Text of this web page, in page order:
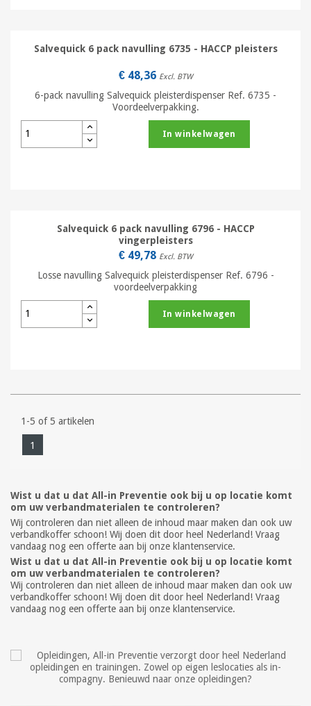
Salvequick 6 pack navulling 6735 - HACCP pleisters
€ 48,36 Excl. BTW
6-pack navulling Salvequick pleisterdispenser Ref. 6735 -
Voordeelverpakking.
In winkelwagen
Salvequick 6 pack navulling 6796 - HACCP
vingerpleisters
€ 49,78 Excl. BTW
Losse navulling Salvequick pleisterdispenser Ref. 6796 -
voordeelverpakking
In winkelwagen
1-5 of 5 artikelen
1
Wist u dat u dat All-in Preventie ook bij u op locatie komt
om uw verbandmaterialen te controleren?
Wij controleren dan niet alleen de inhoud maar maken dan ook uw
verbandkoffer schoon! Wij doen dit door heel Nederland! Vraag
vandaag nog een offerte aan bij onze klantenservice.
Wist u dat u dat All-in Preventie ook bij u op locatie komt
om uw verbandmaterialen te controleren?
Wij controleren dan niet alleen de inhoud maar maken dan ook uw
verbandkoffer schoon! Wij doen dit door heel Nederland! Vraag
vandaag nog een offerte aan bij onze klantenservice.